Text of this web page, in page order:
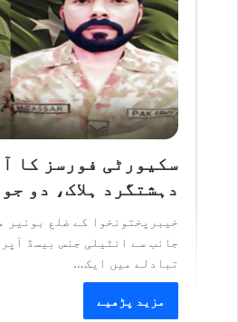
سکیورٹی فورسز کا
دہشتگرد ہلاک، دو
خیبرپختونخوا کے ضلع بونیر
جانب سے انٹیلی جنس بیسڈ
تبادلے میں ایک…
مزید پڑھیے